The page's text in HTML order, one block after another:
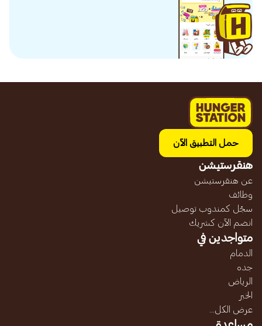
حمل التطبيق الآن
هنقرستيشن
عن هنقرستيشن
وظائف
سجّل كمندوب توصيل
انضم الآن كشريك
متواجدين في
الدمام
جده
الرياض
الخبر
عرض الكل...